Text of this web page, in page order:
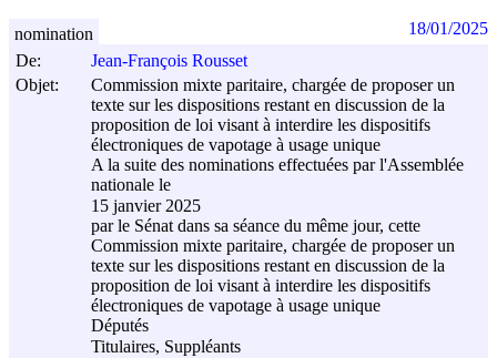
De:
Jean-François Rousset
Objet:
Commission mixte paritaire, chargée de proposer un
texte sur les dispositions restant en discussion de la
proposition de loi visant à interdire les dispositifs
électroniques de vapotage à usage unique
A la suite des nominations effectuées par l'Assemblée
nationale le
15 janvier 2025
par le Sénat dans sa séance du même jour, cette
Commission mixte paritaire, chargée de proposer un
texte sur les dispositions restant en discussion de la
proposition de loi visant à interdire les dispositifs
électroniques de vapotage à usage unique
Députés
Titulaires, Suppléants
nomination 18/01/2025